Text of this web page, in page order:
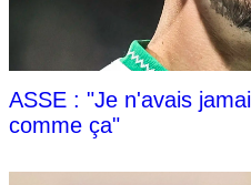
ASSE : "Je n'avais
comme ça"